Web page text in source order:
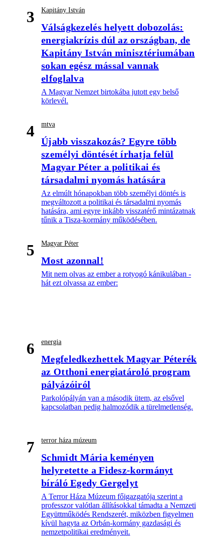
3 Kapitány István
Válságkezelés helyett dobozolás:
energiakrízis dúl az országban, de
Kapitány István minisztériumában
sokan egész mással vannak
elfoglalva
A Magyar Nemzet birtokába jutott egy belső
körlevél.
4 mtva
Újabb visszakozás? Egyre több
személyi döntését írhatja felül
Magyar Péter a politikai és
társadalmi nyomás hatására
Az elmúlt hónapokban több személyi döntés is
megváltozott a politikai és társadalmi nyomás
hatására, ami egyre inkább visszatérő mintázatnak
tűnik a Tisza-kormány működésében.
5 Magyar Péter
Most azonnal!
Mit nem olvas az ember a rotyogó kánikulában -
hát ezt olvassa az ember:
6 energia
Megfeledkezhettek Magyar Péterék
az Otthoni energiatároló program
pályázóiról
Parkolópályán van a második ütem, az elsővel
kapcsolatban pedig halmozódik a türelmetlenség.
7 terror háza múzeum
Schmidt Mária keményen
helyretette a Fidesz-kormányt
bíráló Egedy Gergelyt
A Terror Háza Múzeum főigazgatója szerint a
professzor valótlan állításokkal támadta a Nemzeti
Együttműködés Rendszerét, miközben figyelmen
kívül hagyta az Orbán-kormány gazdasági és
nemzetpolitikai eredményeit.